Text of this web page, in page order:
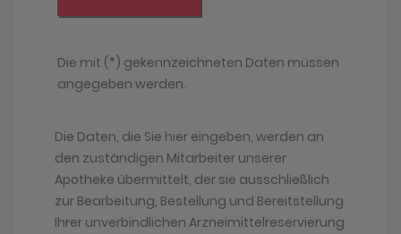
Die Daten, die Sie hier eingeben, werden an
den zuständigen Mitarbeiter unserer
Apotheke übermittelt, der sie ausschließlich
zur Bearbeitung, Bestellung und Bereitstellung
Ihrer unverbindlichen Arzneimittelreservierung